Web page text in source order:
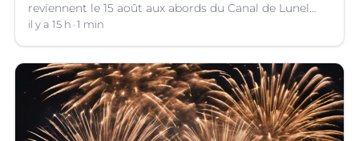
reviennent le 15 août aux abords du Canal de Lunel
(Hérault).
il y a 15 h 1 min